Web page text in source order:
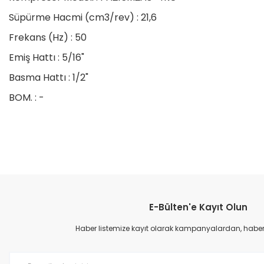
Süpürme Hacmi (cm3/rev) : 21,6
Frekans (Hz) : 50
Emiş Hattı : 5/16"
Basma Hattı : 1/2"
BOM. : -
Ürün resmi kalitesiz, bozuk veya görüntülenemiyor.
Ürün açıklamasında eksik bilgiler bulunuyor.
E-Bülten'e Kayıt Olun
Haber listemize kayıt olarak kampanyalardan,